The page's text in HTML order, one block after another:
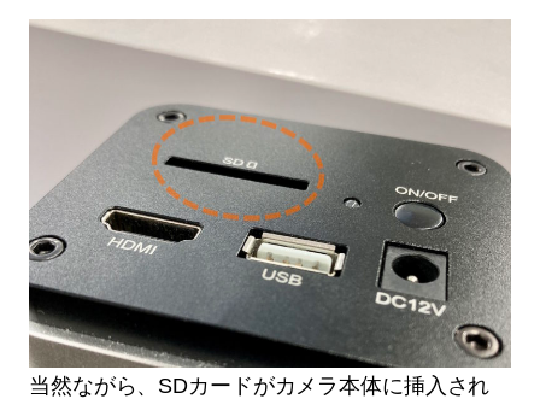
当然ながら、SDカードがカメラ本体に挿入され